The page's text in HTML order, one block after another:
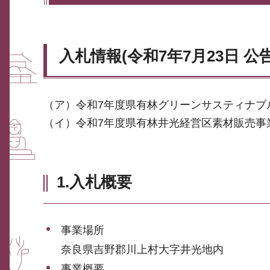
入札情報(令和7年7月23日 公
（ア）令和7年度県有林グリーンサスティナブ
（イ）令和7年度県有林井光経営区素材販売事
1.入札概要
事業場所
奈良県吉野郡川上村大字井光地内